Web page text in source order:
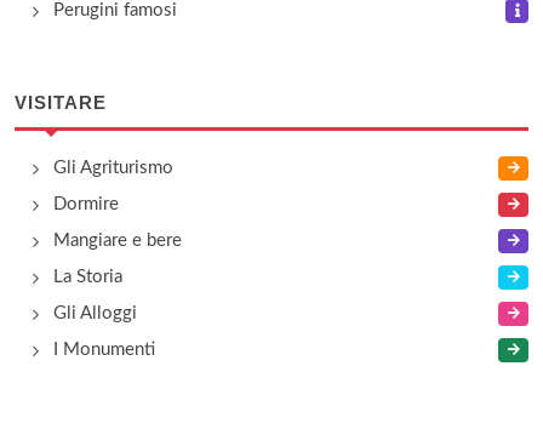
Perugini famosi
VISITARE
Gli Agriturismo
Dormire
Mangiare e bere
La Storia
Gli Alloggi
I Monumenti